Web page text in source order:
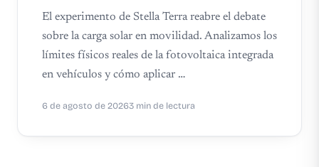
El experimento de Stella Terra reabre el debate
sobre la carga solar en movilidad. Analizamos los
límites físicos reales de la fotovoltaica integrada
en vehículos y cómo aplicar …
6 de agosto de 20263 min de lectura